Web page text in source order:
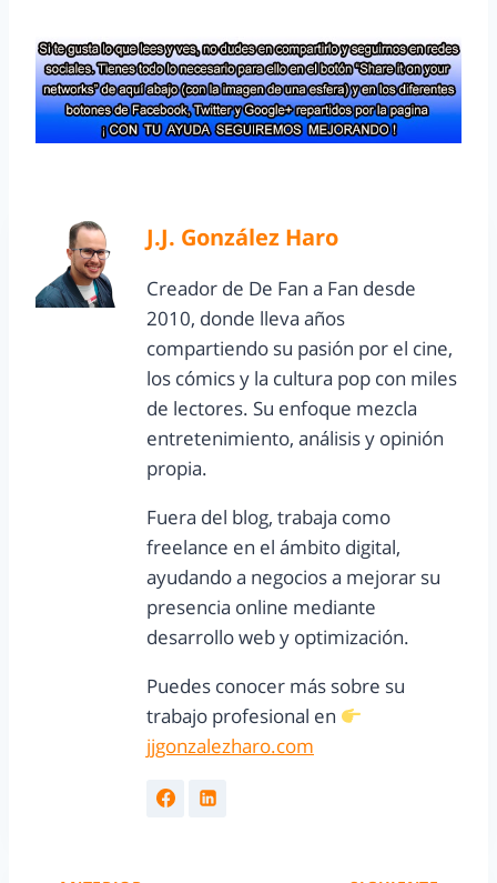
J.J. González Haro
Creador de De Fan a Fan desde
2010, donde lleva años
compartiendo su pasión por el cine,
los cómics y la cultura pop con miles
de lectores. Su enfoque mezcla
entretenimiento, análisis y opinión
propia.
Fuera del blog, trabaja como
freelance en el ámbito digital,
ayudando a negocios a mejorar su
presencia online mediante
desarrollo web y optimización.
Puedes conocer más sobre su
trabajo profesional en
jjgonzalezharo.com